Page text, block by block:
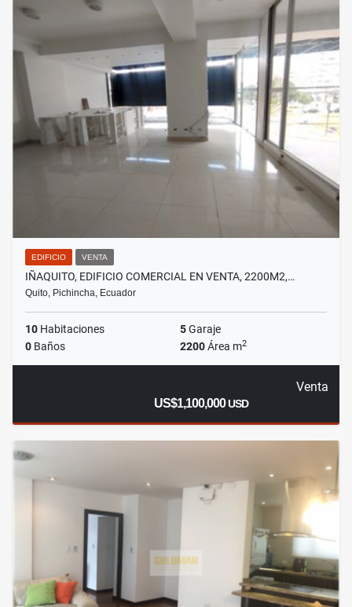
EDIFICIO VENTA
IÑAQUITO, EDIFICIO COMERCIAL EN VENTA, 2200M2,…
Quito, Pichincha, Ecuador
10 Habitaciones 5Garaje
0 Baños 2200Área m2
Venta
US$1,100,000USD